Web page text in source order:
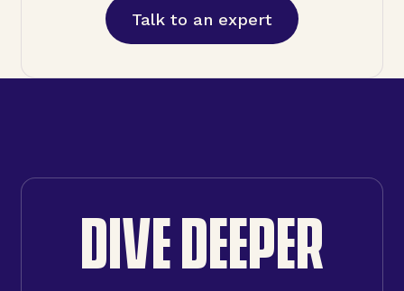
Talk to an expert
DIVE DEEPER